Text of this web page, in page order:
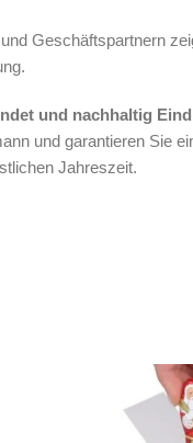
Geschäftspartnern
und nachhaltig
und garantieren Sie
Jahreszeit.